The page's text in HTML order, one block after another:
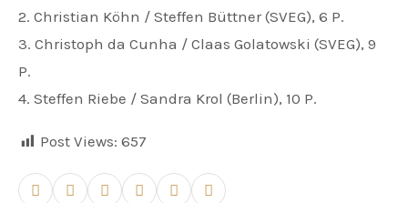
2. Christian Köhn / Steffen Büttner (SVEG), 6 P.
3. Christoph da Cunha / Claas Golatowski (SVEG), 9
P.
4. Steffen Riebe / Sandra Krol (Berlin), 10 P.
Post Views: 657